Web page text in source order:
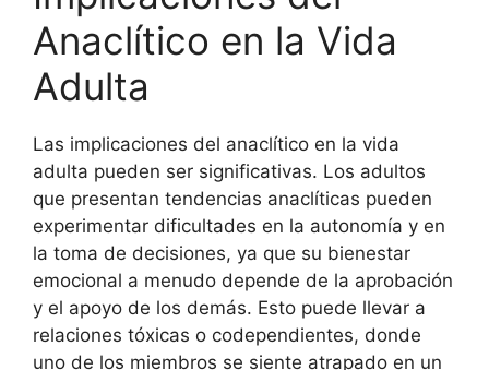
Anaclítico en la Vida
Adulta
Las implicaciones del anaclítico en la vida
adulta pueden ser significativas. Los adultos
que presentan tendencias anaclíticas pueden
experimentar dificultades en la autonomía y en
la toma de decisiones, ya que su bienestar
emocional a menudo depende de la aprobación
y el apoyo de los demás. Esto puede llevar a
relaciones tóxicas o codependientes, donde
uno de los miembros se siente atrapado en un